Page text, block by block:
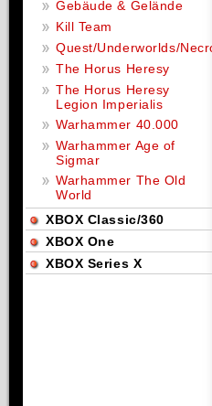
Gebäude & Gelände
Kill Team
Quest/Underworlds/
The Horus Heresy
The Horus Heresy
Legion Imperialis
Warhammer 40.000
Warhammer Age of
Sigmar
Warhammer The Old
World
XBOX Classic/360
XBOX One
XBOX Series X